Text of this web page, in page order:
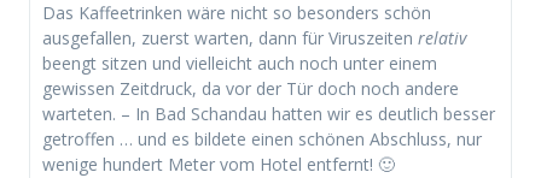
Das Kaffeetrinken wäre nicht so besonders schön
ausgefallen, zuerst warten, dann für Viruszeiten relativ
beengt sitzen und vielleicht auch noch unter einem
gewissen Zeitdruck, da vor der Tür doch noch andere
warteten. – In Bad Schandau hatten wir es deutlich besser
getroffen … und es bildete einen schönen Abschluss, nur
wenige hundert Meter vom Hotel entfernt! 🙂